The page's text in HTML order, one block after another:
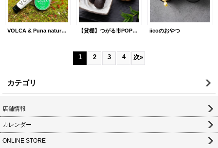
VOLCA & Puna natural made 【貸棚】つがる市POP-UP iicoのおやつ
1 2 3 4 次»
カテゴリ
店舗情報
カレンダー
ONLINE STORE